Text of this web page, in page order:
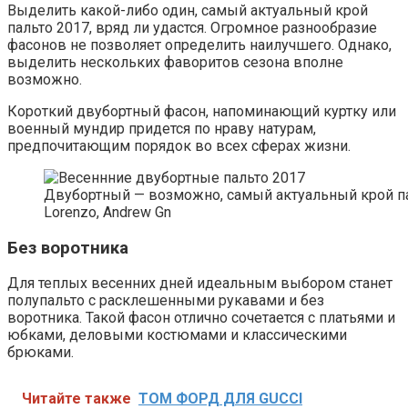
Выделить какой-либо один, самый актуальный крой
пальто 2017, вряд ли удастся. Огромное разнообразие
фасонов не позволяет определить наилучшего. Однако,
выделить нескольких фаворитов сезона вполне
возможно.
Короткий двубортный фасон, напоминающий куртку или
военный мундир придется по нраву натурам,
предпочитающим порядок во всех сферах жизни.
Двубортный — возможно, самый актуальный крой
Lorenzo, Andrew Gn
Без воротника
Для теплых весенних дней идеальным выбором станет
полупальто с расклешенными рукавами и без
воротника. Такой фасон отлично сочетается с платьями и
юбками, деловыми костюмами и классическими
брюками.
Читайте также ТОМ ФОРД ДЛЯ GUCCI